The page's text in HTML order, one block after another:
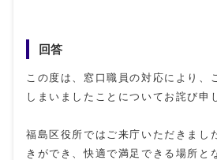
回答
この度は、窓口職員の対応により、
しまいましたことについてお詫び申
福島区役所ではご来庁いただきまし
きができ、快適で満足できる場所と